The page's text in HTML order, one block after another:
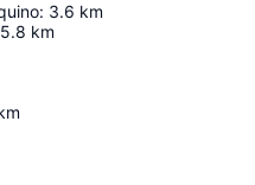
: 3.6 km
5.8 km